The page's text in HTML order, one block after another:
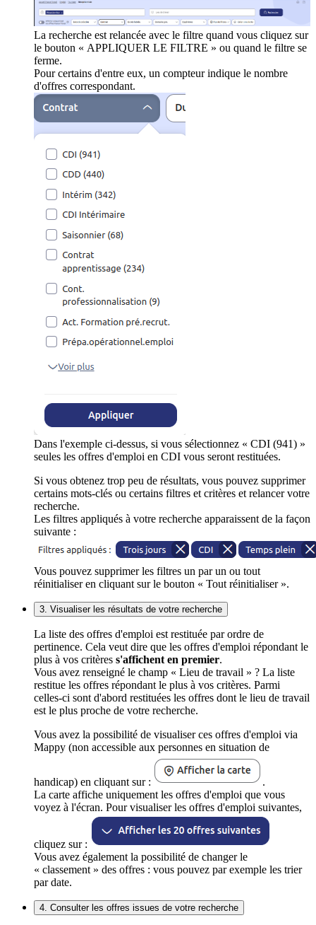
La recherche est relancée avec le filtre quand vous cliquez sur
le bouton « APPLIQUER LE FILTRE » ou quand le filtre se
ferme.
Pour certains d'entre eux, un compteur indique le nombre
d'offres correspondant.
Dans l'exemple ci-dessus, si vous sélectionnez « CDI (941) »
seules les offres d'emploi en CDI vous seront restituées.
Si vous obtenez trop peu de résultats, vous pouvez supprimer
certains mots-clés ou certains filtres et critères et relancer votre
recherche.
Les filtres appliqués à votre recherche apparaissent de la façon
suivante :
Vous pouvez supprimer les filtres un par un ou tout
réinitialiser en cliquant sur le bouton « Tout réinitialiser ».
3. Visualiser les résultats de votre recherche
La liste des offres d'emploi est restituée par ordre de
pertinence. Cela veut dire que les offres d'emploi répondant le
plus à vos critères s'affichent en premier.
Vous avez renseigné le champ « Lieu de travail » ? La liste
restitue les offres répondant le plus à vos critères. Parmi
celles-ci sont d'abord restituées les offres dont le lieu de travail
est le plus proche de votre recherche.
Vous avez la possibilité de visualiser ces offres d'emploi via
Mappy (non accessible aux personnes en situation de
handicap) en cliquant sur :
.
La carte affiche uniquement les offres d'emploi que vous
voyez à l'écran. Pour visualiser les offres d'emploi suivantes,
cliquez sur :
Vous avez également la possibilité de changer le
« classement » des offres : vous pouvez par exemple les trier
par date.
4. Consulter les offres issues de votre recherche